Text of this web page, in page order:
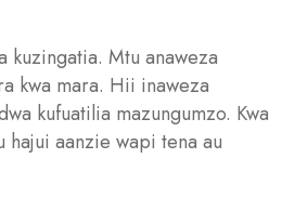
kuzingatia. Mtu anaweza
kwa mara. Hii inaweza
kufuatilia mazungumzo. Kwa
hajui aanzie wapi tena au